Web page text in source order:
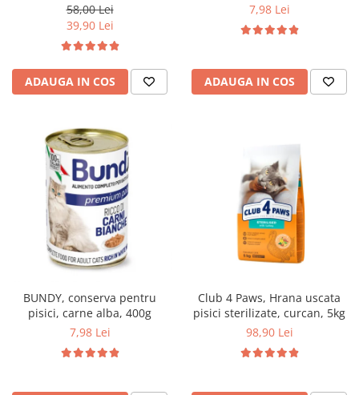
58,00 Lei
39,90 Lei
ADAUGA IN COS
7,98 Lei
ADAUGA IN COS
BUNDY, conserva pentru
pisici, carne alba, 400g
7,98 Lei
Club 4 Paws, Hrana uscata
pisici sterilizate, curcan, 5kg
98,90 Lei